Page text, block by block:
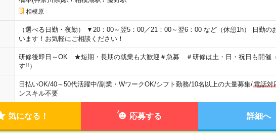
相模原
（選べる日勤・夜勤） ▼20：00～翌5：00／21：00～翌6：00 など（休憩1h） 日勤の
います！お気軽にご相談ください！
研修後即日～OK ★短期・長期の就業も大歓迎＃急募 ＃研修は土・日・祝日も開催
す!!）
日払いOK/40～50代活躍中/副業・WワークOK/シフト勤務/10名以上の大量募集/電話対
ンスキル不要
気になる！ 応募する 詳細へ